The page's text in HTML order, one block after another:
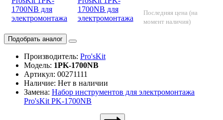
Последняя цена (на
момент наличия)
Подобрать аналог
Производитель: Pro'sKit
Модель: 1PK-1700NB
Артикул: 00271111
Наличие: Нет в наличии
Замена: Набор инструментов для электромонтажа
Pro'sKit PK-1700NB